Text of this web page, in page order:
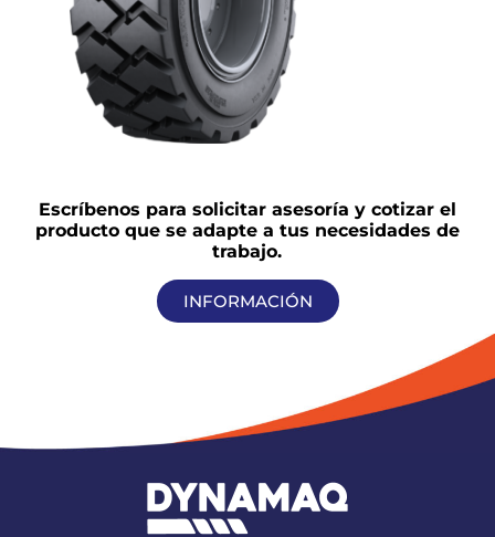
Escríbenos para solicitar asesoría y cotizar el
producto que se adapte a tus necesidades de
trabajo.
INFORMACIÓN